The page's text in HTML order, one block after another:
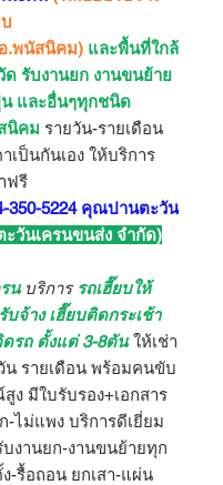
.พนัสนิคม) และพื้นที่ใกล้
ด รับงานยก งานขนย้าย
น และอื่นๆทุกชนิด
นิคม รายวัน-รายเดือน
เป็นกันเอง ให้บริการ
ฟรี
350-5224 คุณปานตะวัน
วันเครนขนส่ง จำกัด)
นบริการ รถเฮี๊ยบให้
บจ้าง เฮี๊ยบติดกระเช้า
รถ ตั้งแต่ 3-8ตัน ให้เช่า
น รายเดือน พร้อมคนขับ
ง มีใบรับรอง+เอกสาร
-ไม่แพง บริการดีเยี่ยม
งานยก-งานขนย้ายทุก
-รื้อถอน ยกเสา-แผ่น